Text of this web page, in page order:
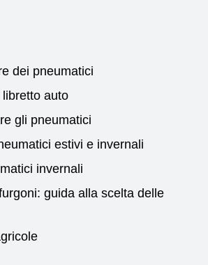
dei pneumatici
auto
gli pneumatici
estivi e invernali
invernali
guida alla scelta delle